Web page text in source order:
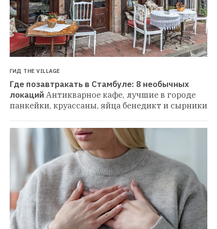
ГИД THE VILLAGE
Где позавтракать в Стамбуле: 8 необычных
локаций Антикварное кафе, лучшие в городе
панкейки, круассаны, яйца бенедикт и сырники